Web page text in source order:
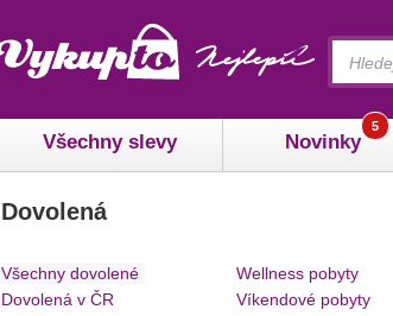
Všechny slevy Novinky
5
Dovolená
Všechny dovolené
Dovolená v ČR
Wellness pobyty
Víkendové pobyty